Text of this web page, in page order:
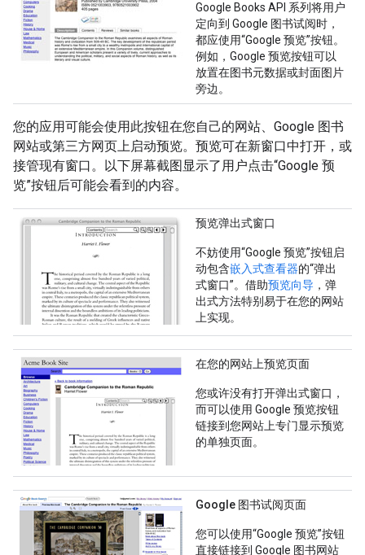
Google Books API 系列将用户
定向到 Google 图书试阅时，
都应使用“Google 预览”按钮。
例如，Google 预览按钮可以
放置在图书元数据或封面图片
旁边。
您的应用可能会使用此按钮在您自己的网站、Google 图书
网站或第三方网页上启动预览。预览可在新窗口中打开，或
接管现有窗口。以下屏幕截图显示了用户点击“Google 预
览”按钮后可能会看到的内容。
预览弹出式窗口
不妨使用“Google 预览”按钮启
动包含嵌入式查看器的“弹出
式窗口”。借助预览向导 ，弹
出式方法特别易于在您的网站
上实现。
在您的网站上预览页面
您或许没有打开弹出式窗口，
而可以使用 Google 预览按钮
链接到您网站上专门显示预览
的单独页面。
Google 图书试阅页面
您可以使用“Google 预览”按钮
直接链接到 Google 图书网站